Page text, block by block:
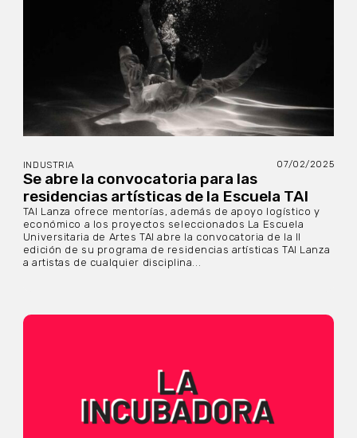
INDUSTRIA 07/02/2025
Se abre la convocatoria para las
residencias artísticas de la Escuela TAI
TAI Lanza ofrece mentorías, además de apoyo logístico y
económico a los proyectos seleccionados La Escuela
Universitaria de Artes TAI abre la convocatoria de la II
edición de su programa de residencias artísticas TAI Lanza
a artistas de cualquier disciplina...